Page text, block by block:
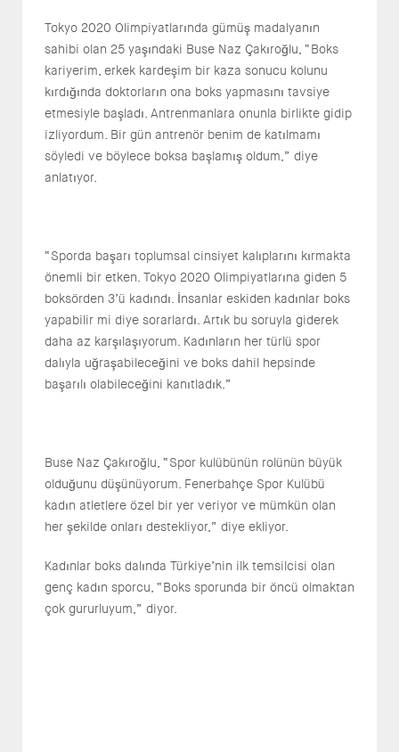
Tokyo 2020 Olimpiyatlarında gümüş madalyanın
sahibi olan 25 yaşındaki Buse Naz Çakıroğlu, “Boks
kariyerim, erkek kardeşim bir kaza sonucu kolunu
kırdığında doktorların ona boks yapmasını tavsiye
etmesiyle başladı. Antrenmanlara onunla birlikte gidip
izliyordum. Bir gün antrenör benim de katılmamı
söyledi ve böylece boksa başlamış oldum,” diye
anlatıyor.
“Sporda başarı toplumsal cinsiyet kalıplarını kırmakta
önemli bir etken. Tokyo 2020 Olimpiyatlarına giden 5
boksörden 3’ü kadındı. İnsanlar eskiden kadınlar boks
yapabilir mi diye sorarlardı. Artık bu soruyla giderek
daha az karşılaşıyorum. Kadınların her türlü spor
dalıyla uğraşabileceğini ve boks dahil hepsinde
başarılı olabileceğini kanıtladık.”
Buse Naz Çakıroğlu, “Spor kulübünün rolünün büyük
olduğunu düşünüyorum. Fenerbahçe Spor Kulübü
kadın atletlere özel bir yer veriyor ve mümkün olan
her şekilde onları destekliyor,” diye ekliyor.
Kadınlar boks dalında Türkiye’nin ilk temsilcisi olan
genç kadın sporcu, “Boks sporunda bir öncü olmaktan
çok gururluyum,” diyor.